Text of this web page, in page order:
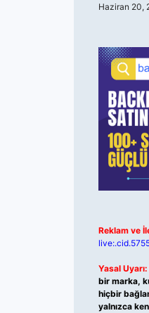
Haziran 20,
Reklam ve
Yasal Uyarı:
bir marka,
hiçbir
yalnızca